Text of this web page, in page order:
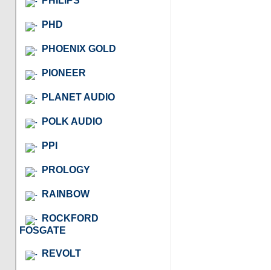
PHD
PHOENIX GOLD
PIONEER
PLANET AUDIO
POLK AUDIO
PPI
PROLOGY
RAINBOW
ROCKFORD
FOSGATE
REVOLT